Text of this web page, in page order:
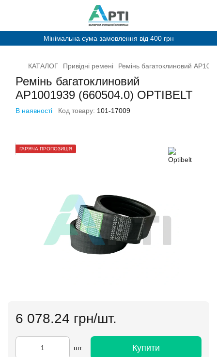
Мінімальна сума замовлення від 400 грн
КАТАЛОГ Привідні ремені Ремінь багатоклиновий
Ремінь багатоклиновий
AP1001939 (660504.0) OPTIBELT
В наявності Код товару: 101-17009
ГАРЯЧА ПРОПОЗИЦІЯ
6 078.24 грн/шт.
шт. Купити